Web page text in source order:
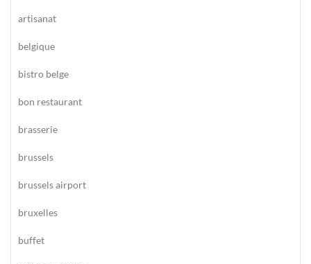
artisanat
belgique
bistro belge
bon restaurant
brasserie
brussels
brussels airport
bruxelles
buffet